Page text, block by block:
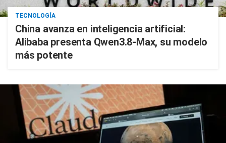
TECNOLOGÍA
China avanza en inteligencia artificial:
Alibaba presenta Qwen3.8-Max, su modelo
más potente